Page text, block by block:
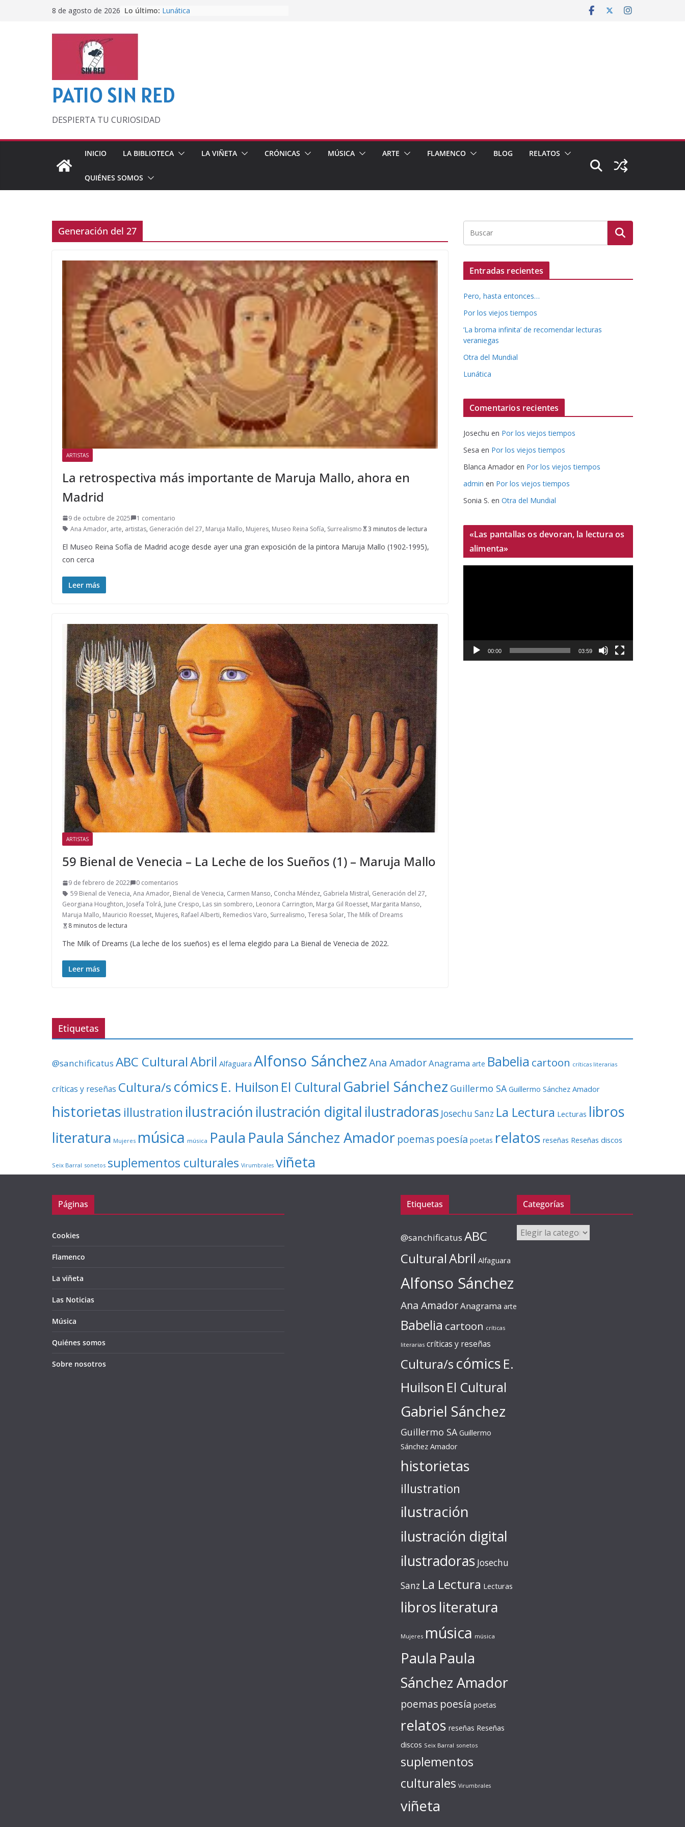
8 de agosto de 2026 Lo último: Lunática
PATIO SIN RED
DESPIERTA TU CURIOSIDAD
INICIO LA BIBLIOTECA LA VIÑETA CRÓNICAS MÚSICA ARTE FLAMENCO BLOG RELATOS
QUIÉNES SOMOS
Generación del 27
ARTISTAS
La retrospectiva más importante de Maruja Mallo, ahora en
Madrid
9 de octubre de 2025
1 comentario
Ana Amador, arte, artistas, Generación del 27, Maruja Mallo, Mujeres, Museo Reina Sofía, Surrealismo 3 minutos de lectura
El Museo Reina Sofía de Madrid acoge desde ayer una gran exposición de la pintora Maruja Mallo (1902-1995),
con cerca
Leer más
ARTISTAS
59 Bienal de Venecia – La Leche de los Sueños (1) – Maruja Mallo
9 de febrero de 2022
0 comentarios
59 Bienal de Venecia, Ana Amador, Bienal de Venecia, Carmen Manso, Concha Méndez, Gabriela Mistral, Generación del 27,
Georgiana Houghton, Josefa Tolrá, June Crespo, Las sin sombrero, Leonora Carrington, Marga Gil Roesset, Margarita Manso,
Maruja Mallo, Mauricio Roesset, Mujeres, Rafael Alberti, Remedios Varo, Surrealismo, Teresa Solar, The Milk of Dreams
8 minutos de lectura
The Milk of Dreams (La leche de los sueños) es el lema elegido para La Bienal de Venecia de 2022.
Leer más
Entradas recientes
Pero, hasta entonces…
Por los viejos tiempos
‘La broma infinita’ de recomendar lecturas
veraniegas
Otra del Mundial
Lunática
Comentarios recientes
Josechu en Por los viejos tiempos
Sesa en Por los viejos tiempos
Blanca Amador en Por los viejos tiempos
admin en Por los viejos tiempos
Sonia S. en Otra del Mundial
«Las pantallas os devoran, la lectura os
alimenta»
c
00:00 03:59
Etiquetas
@sanchificatus ABC CulturalAbril Alfaguara Alfonso SánchezAna AmadorAnagrama arte Babelia cartoon críticas literarias
críticas y reseñas Cultura/s cómics E. Huilson El Cultural Gabriel Sánchez Guillermo SA Guillermo Sánchez Amador
historietas illustration ilustración ilustración digital ilustradoras Josechu Sanz La Lectura Lecturas libros
literatura Mujeres música música Paula Paula Sánchez Amador poemas poesía poetas relatos reseñas Reseñas discos
Seix Barral sonetos suplementos culturales Virumbrales viñeta
Páginas
Cookies
Flamenco
La viñeta
Las Noticias
Música
Quiénes somos
Sobre nosotros
Etiquetas
@sanchificatus ABC
CulturalAbril Alfaguara
Alfonso Sánchez
Ana AmadorAnagrama arte
Babelia cartoon críticas
literarias críticas y reseñas
Cultura/s cómics E.
Huilson El Cultural
Gabriel Sánchez
Guillermo SA Guillermo
Sánchez Amador
historietas
illustration
ilustración
ilustración digital
ilustradoras Josechu
Sanz La Lectura Lecturas
librosliteratura
Mujeres música música
Paula Paula
Sánchez Amador
poemas poesía poetas
relatos reseñas Reseñas
discos Seix Barral sonetos
suplementos
culturales Virumbrales
viñeta
Categorías
Categorías